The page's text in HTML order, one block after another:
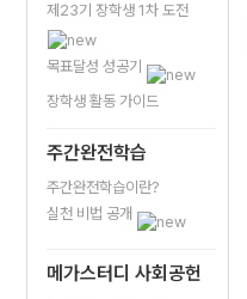
제23기 장학생 1차 도전
목표달성 성공기
장학생 활동 가이드
주간완전학습
주간완전학습이란?
실천 비법 공개
메가스터디 사회공헌